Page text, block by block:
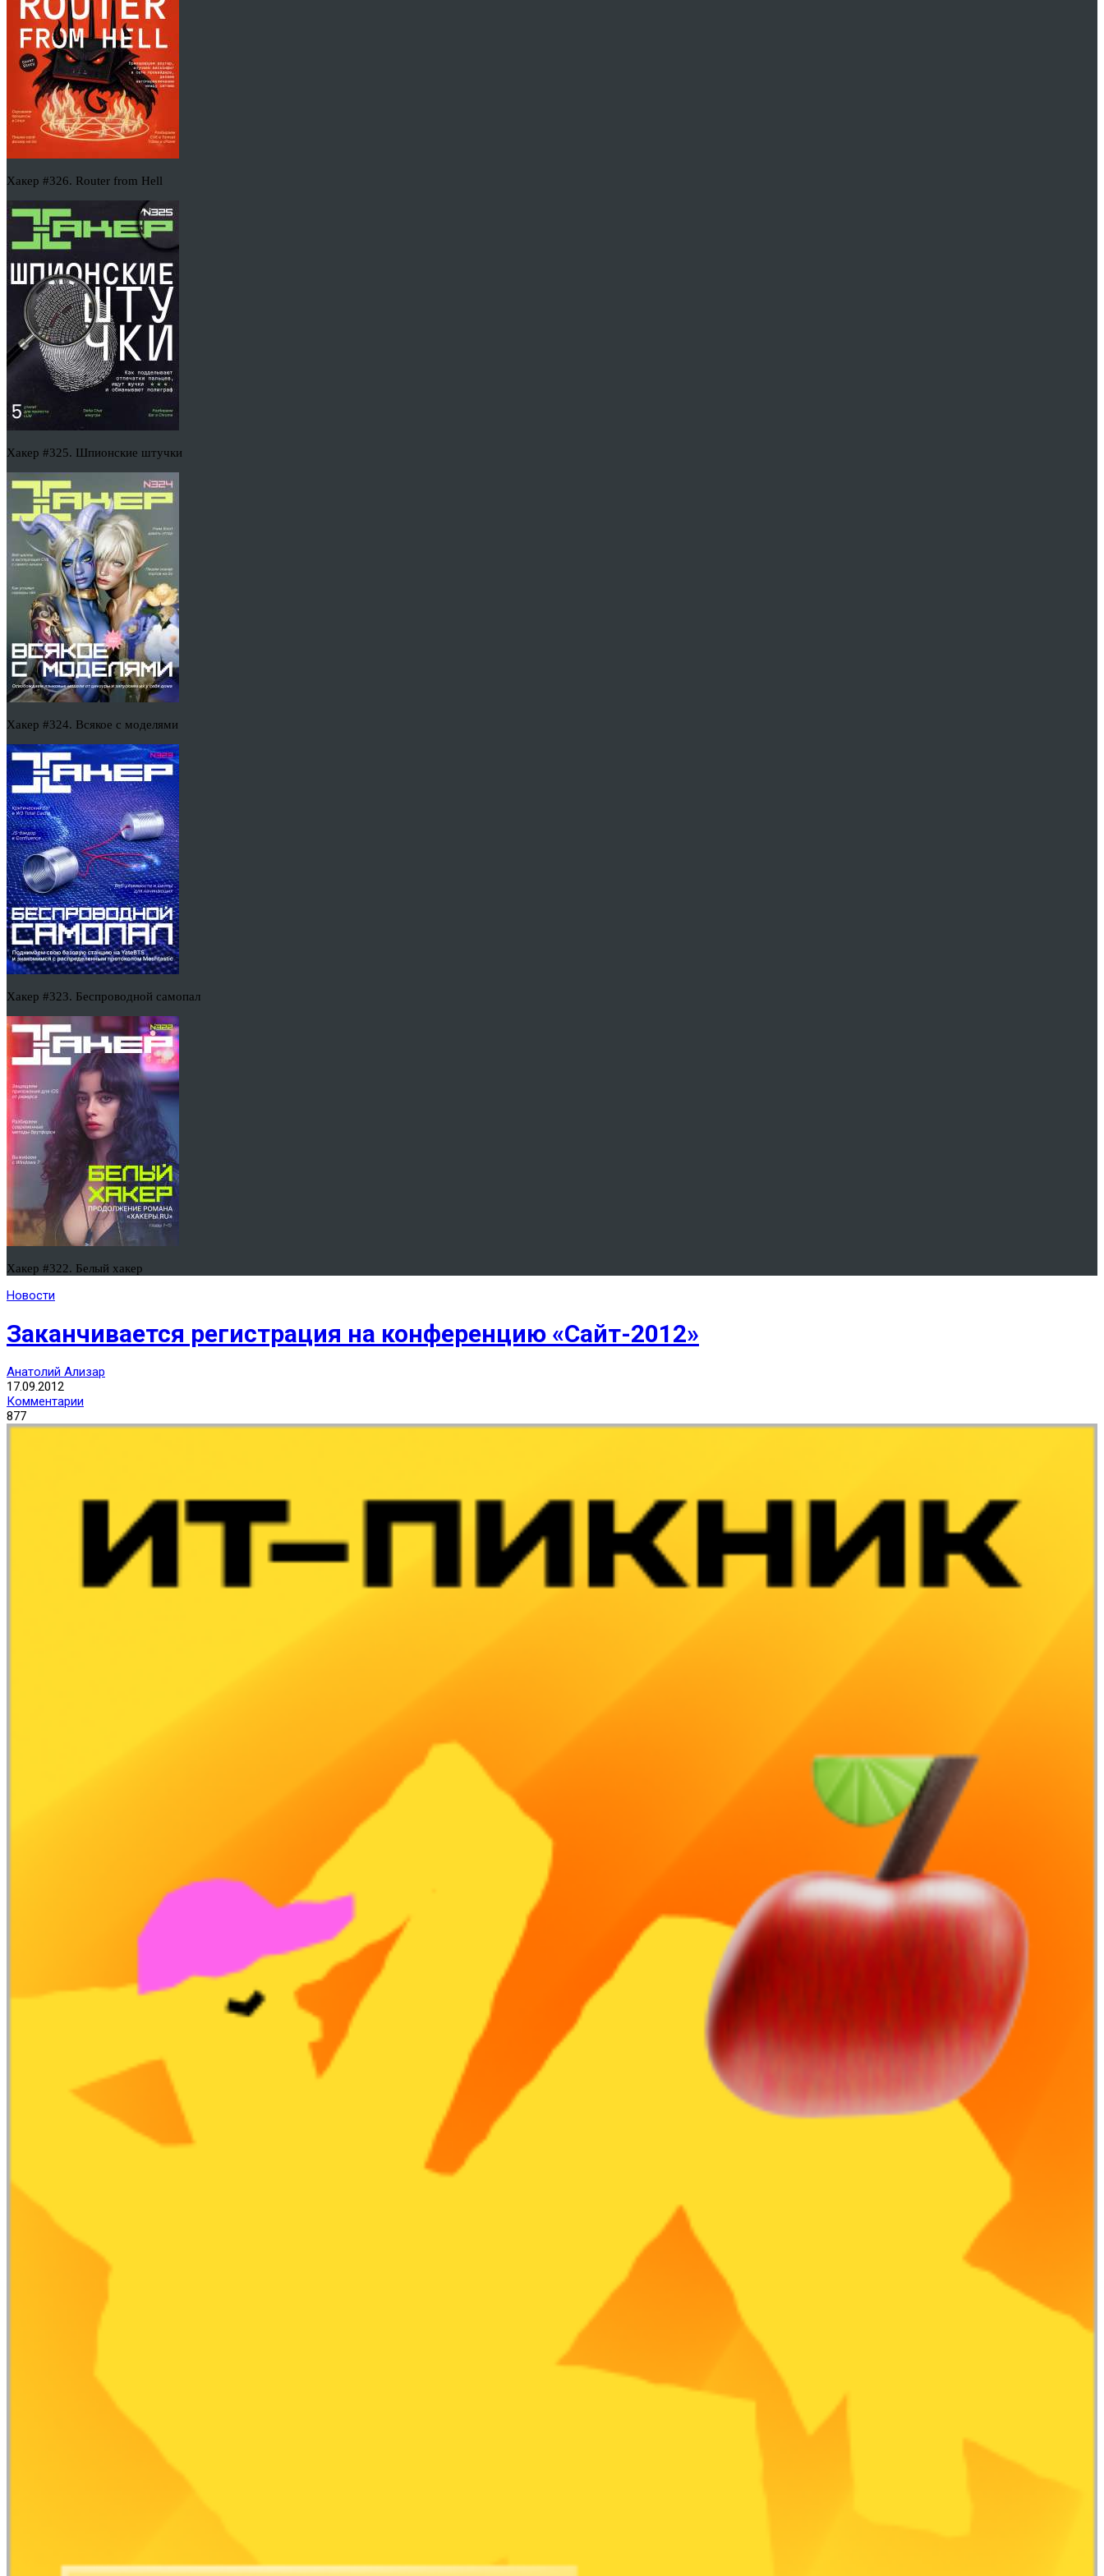
Хакер #326. Router from Hell
Хакер #325. Шпионские штучки
Хакер #324. Всякое с моделями
Хакер #323. Беспроводной самопал
Хакер #322. Белый хакер
Новости
Заканчивается регистрация на конференцию «Сайт-2012»
Анатолий Ализар
17.09.2012
Комментарии
877